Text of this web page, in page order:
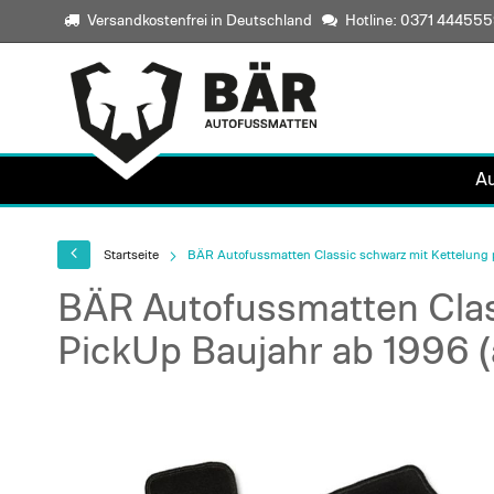
Versandkostenfrei in Deutschland Hotline: 0371
Startseite BÄR Autofussmatten Classic schwarz mit
BÄR Autofussmatten
PickUp Baujahr ab 1996